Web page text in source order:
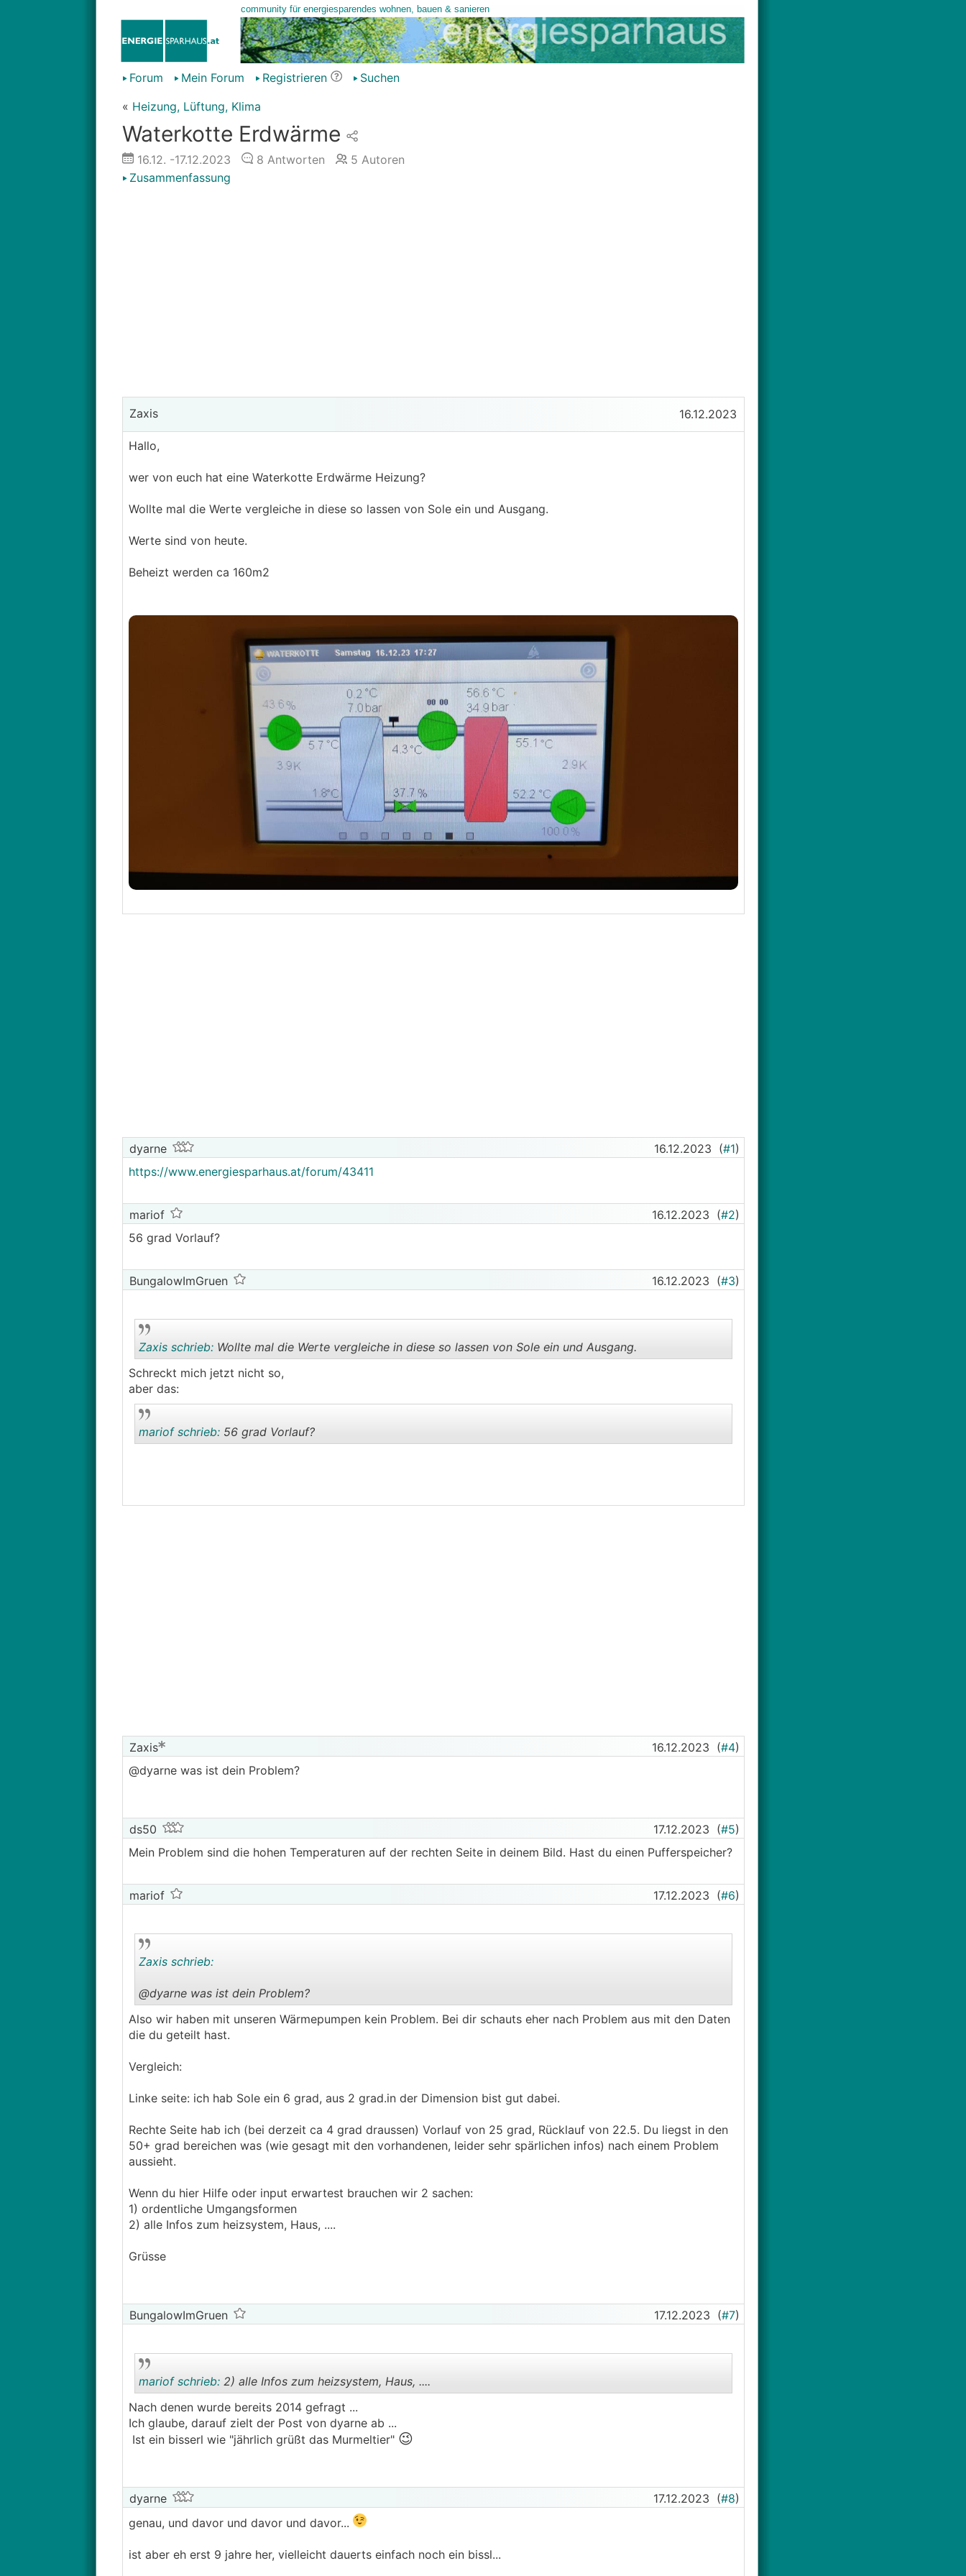
Forum Mein Forum Registrieren
Suchen
« Heizung, Lüftung, Klima
Waterkotte Erdwärme
16.12. -17.12.2023 8 Antworten 5 Autoren
Zusammenfassung
Zaxis 16.12.2023
Hallo,
wer von euch hat eine Waterkotte Erdwärme Heizung?
Wollte mal die Werte vergleiche in diese so lassen von Sole ein und Ausgang.
Werte sind von heute.
Beheizt werden ca 160m2
dyarne 16.12.2023 (#1)
https://www.energiesparhaus.at/forum/43411
mariof 16.12.2023 (#2)
56 grad Vorlauf?
BungalowImGruen 16.12.2023 (#3)
..
Zaxis schrieb:Wollte mal die Werte vergleiche in diese so lassen von Sole ein und Ausgang.
Schreckt mich jetzt nicht so,
aber das:
mariof schrieb:56 grad Vorlauf?
Zaxis 16.12.2023 (#4)
@dyarne was ist dein Problem?
ds50 17.12.2023 (#5)
Mein Problem sind die hohen Temperaturen auf der rechten Seite in deinem Bild. Hast du einen Pufferspeicher?
mariof 17.12.2023 (#6)
. .
Zaxis schrieb:
@dyarne was ist dein Problem?
Also wir haben mit unseren Wärmepumpen kein Problem. Bei dir schauts eher nach Problem aus mit den Daten
die du geteilt hast.
Vergleich:
Linke seite: ich hab Sole ein 6 grad, aus 2 grad.in der Dimension bist gut dabei.
Rechte Seite hab ich (bei derzeit ca 4 grad draussen) Vorlauf von 25 grad, Rücklauf von 22.5. Du liegst in den
50+ grad bereichen was (wie gesagt mit den vorhandenen, leider sehr spärlichen infos) nach einem Problem
aussieht.
Wenn du hier Hilfe oder input erwartest brauchen wir 2 sachen:
1) ordentliche Umgangsformen
2) alle Infos zum heizsystem, Haus, ....
Grüsse
BungalowImGruen 17.12.2023 (#7)
..
mariof schrieb:2) alle Infos zum heizsystem, Haus, ....
Nach denen wurde bereits 2014 gefragt ...
Ich glaube, darauf zielt der Post von dyarne ab ...
Ist ein bisserl wie "jährlich grüßt das Murmeltier" 😉
dyarne 17.12.2023 (#8)
genau, und davor und davor und davor...
ist aber eh erst 9 jahre her, vielleicht dauerts einfach noch ein bissl...